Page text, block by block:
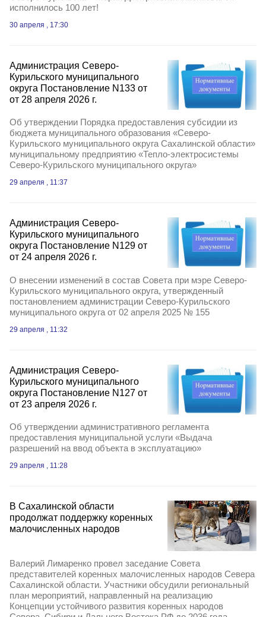
исполнилось 100 лет!
30 апреля , 17:30
Администрация Северо-
Курильского муниципального
округа Постановление N133 от
от 28 апреля 2026 г.
Об утверждении Порядка предоставления субсидии из
бюджета муниципального образования «Северо-
Курильского муниципального округа Сахалинской области»
муниципальному предприятию «Тепло-электросистемы
Северо-Курильского муниципального округа»
29 апреля , 11:37
Администрация Северо-
Курильского муниципального
округа Постановление N129 от
от 24 апреля 2026 г.
О внесении изменений в состав Совета при мэре Северо-
Курильского муниципального округа, утвержденный
постановлением администрации Северо-Курильского
муниципального округа от 02 апреля 2025 № 155
29 апреля , 11:32
Администрация Северо-
Курильского муниципального
округа Постановление N127 от
от 23 апреля 2026 г.
Об утверждении административного регламента
предоставления муниципальной услуги «Выдача
разрешений на ввод объекта в эксплуатацию»
29 апреля , 11:28
В Сахалинской области
продолжат поддержку коренных
малочисленных народов
Валерий Лимаренко провел заседание Совета
представителей коренных малочисленных народов Севера
Сахалинской области. Участники обсудили региональный
план мероприятий, направленный на реализацию
Концепции устойчивого развития коренных народов